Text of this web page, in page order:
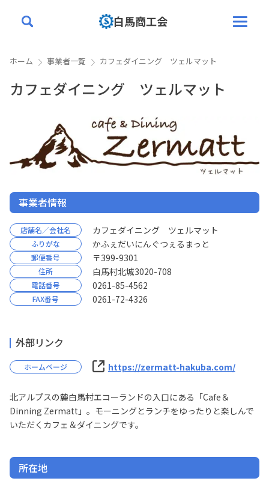
白馬商工会
トップページ
白馬商工会について
補助金
創業塾
入会案内
会員情報
資料ダウンロード お問い合わせ
ホーム 事業者一覧 カフェダイニング ツェルマット
カフェダイニング ツェルマット
事業者情報
店舗名／会社名 カフェダイニング ツェルマット
ふりがな かふぇだいにんぐつぇるまっと
郵便番号 〒399-9301
住所 白馬村北城3020-708
電話番号 0261-85-4562
FAX番号 0261-72-4326
外部リンク
ホームページ https://zermatt-hakuba.com/
北アルプスの麓白馬村エコーランドの入口にある「Cafe＆
Dinning Zermatt」。モーニングとランチをゆったりと楽しんで
いただくカフェ＆ダイニングです。
所在地